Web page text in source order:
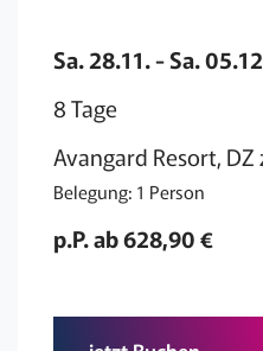
Sa. 28.11. - Sa.
8 Tage
Avangard Resort,
Belegung: 1 Person
p.P. ab 628,90 €